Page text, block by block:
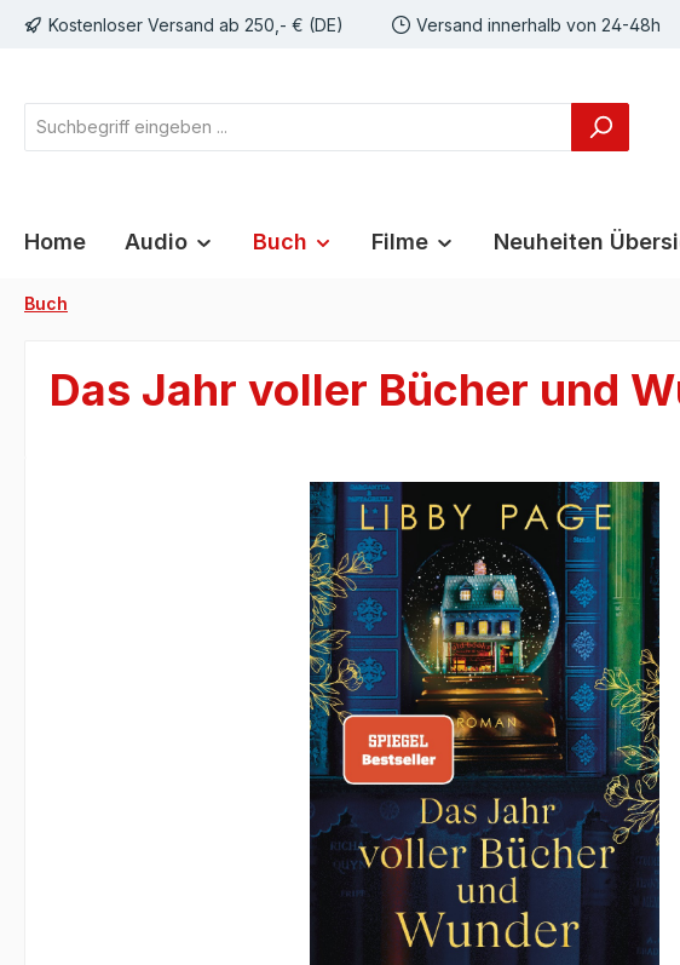
Zur Hauptnavigation springen
Kostenloser Versand ab 250,- € (DE) Versand innerhalb von 24-48h
Home Audio Buch Filme Neuheiten
Buch
Das Jahr voller Bücher und